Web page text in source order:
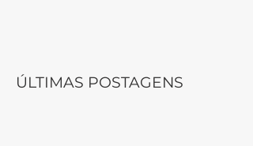
ÚLTIMAS POSTAGENS